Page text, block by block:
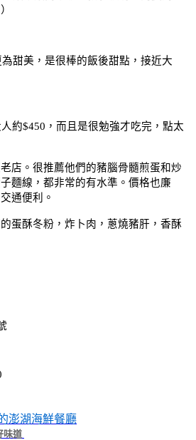
為甜美，是很棒的飯後甜點，接近大
約$450 ，而且是很勉強才吃完，點太
店。很推薦他們的豬腦骨髓煎蛋和炒
麵線，都非常的有水準。價格也廉
通便利。
蛋酥冬粉，炸卜肉，蔥燒豬肝，香酥
澎湖海鮮餐廳
味道